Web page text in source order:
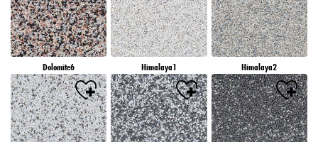
Dolomite6 Himalaya1 Himalaya2